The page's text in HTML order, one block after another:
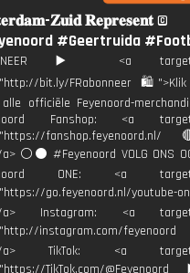
𝐙𝐮𝐢𝐝 𝐑𝐞𝐩𝐫𝐞𝐬𝐞𝐧𝐭 ©️
#Geertruida
▶️ <a
bit.ly/FRabonneer
alle officiële Feyenoord-
Fanshop: <a
⚪️⚫ #Feyenoord VOLG ONS
ONE: <a
go.feyenoord.nl/youtube-
a> Instagram: <a
instagram.com/
a> TikTok: <a
TikTok.com/